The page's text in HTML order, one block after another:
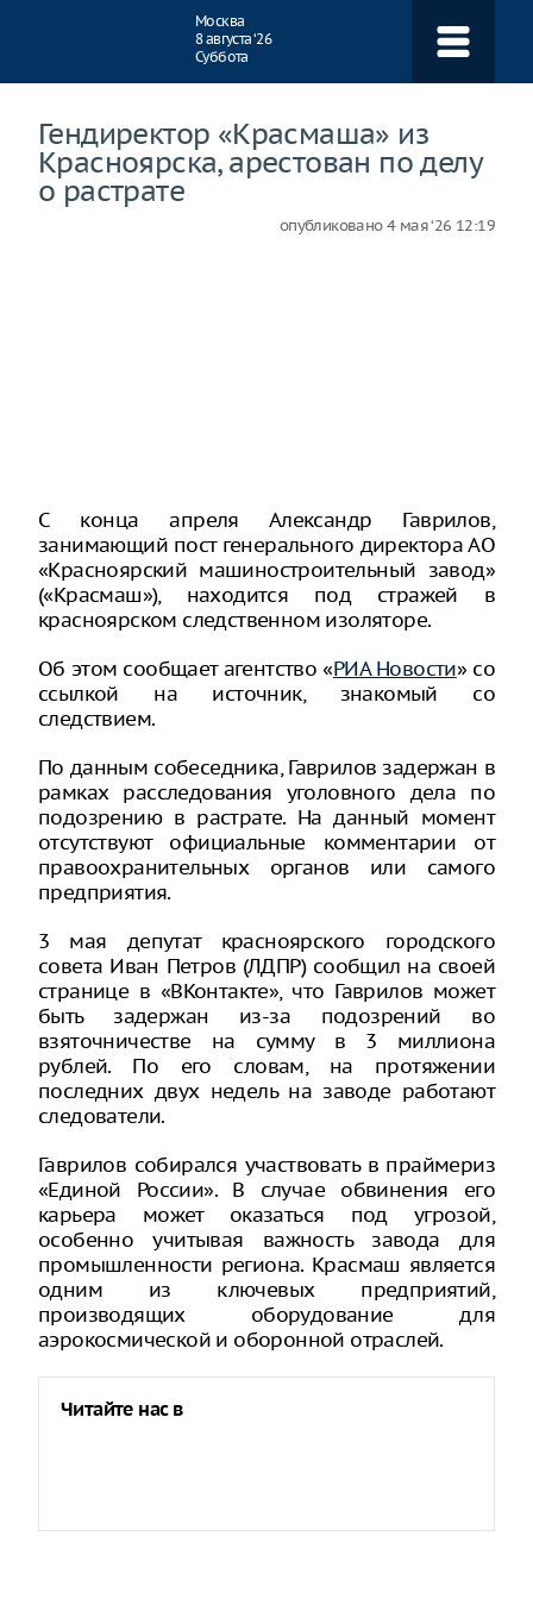
Москва
8 августа ‘26
Суббота
Гендиректор «Красмаша» из
Красноярска, арестован по делу
о растрате
опубликовано4 мая ‘26 12:19
С конца апреля Александр Гаврилов,
занимающий пост генерального директора АО
«Красноярский машиностроительный завод»
(«Красмаш»), находится под стражей в
красноярском следственном изоляторе.
Об этом сообщает агентство «РИА Новости» со
ссылкой на источник, знакомый со
следствием.
По данным собеседника, Гаврилов задержан в
рамках расследования уголовного дела по
подозрению в растрате. На данный момент
отсутствуют официальные комментарии от
правоохранительных органов или самого
предприятия.
3 мая депутат красноярского городского
совета Иван Петров (ЛДПР) сообщил на своей
странице в «ВКонтакте», что Гаврилов может
быть задержан из-за подозрений во
взяточничестве на сумму в 3 миллиона
рублей. По его словам, на протяжении
последних двух недель на заводе работают
следователи.
Гаврилов собирался участвовать в праймериз
«Единой России». В случае обвинения его
карьера может оказаться под угрозой,
особенно учитывая важность завода для
промышленности региона. Красмаш является
одним из ключевых предприятий,
производящих оборудование для
аэрокосмической и оборонной отраслей.
Читайте нас в